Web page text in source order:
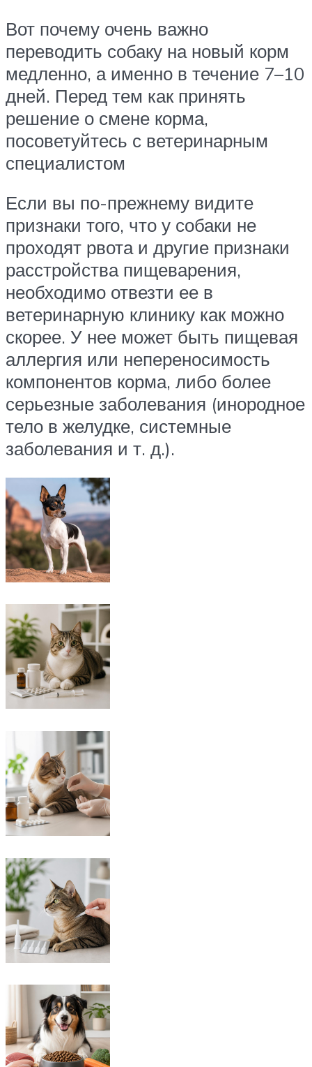
Вот почему очень важно
переводить собаку на новый корм
медленно, а именно в течение 7–10
дней. Перед тем как принять
решение о смене корма,
посоветуйтесь с ветеринарным
специалистом
Если вы по-прежнему видите
признаки того, что у собаки не
проходят рвота и другие признаки
расстройства пищеварения,
необходимо отвезти ее в
ветеринарную клинику как можно
скорее. У нее может быть пищевая
аллергия или непереносимость
компонентов корма, либо более
серьезные заболевания (инородное
тело в желудке, системные
заболевания и т. д.).